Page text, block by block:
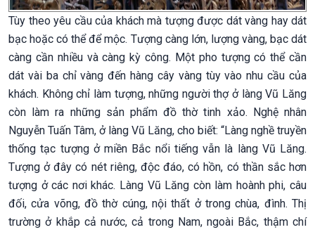
Tùy theo yêu cầu của khách mà tượng được dát vàng hay dát
bạc hoặc có thể để mộc. Tượng càng lớn, lượng vàng, bạc dát
càng cần nhiều và càng kỳ công. Một pho tượng có thể cần
dát vài ba chỉ vàng đến hàng cây vàng tùy vào nhu cầu của
khách. Không chỉ làm tượng, những người thợ ở làng Vũ Lăng
còn làm ra những sản phẩm đồ thờ tinh xảo. Nghệ nhân
Nguyễn Tuấn Tâm, ở làng Vũ Lăng, cho biết: “Làng nghề truyền
thống tạc tượng ở miền Bắc nổi tiếng vẫn là làng Vũ Lăng.
Tượng ở đây có nét riêng, độc đáo, có hồn, có thần sắc hơn
tượng ở các nơi khác. Làng Vũ Lăng còn làm hoành phi, câu
đối, cửa võng, đồ thờ cúng, nội thất ở trong chùa, đình. Thị
trường ở khắp cả nước, cả trong Nam, ngoài Bắc, thậm chí